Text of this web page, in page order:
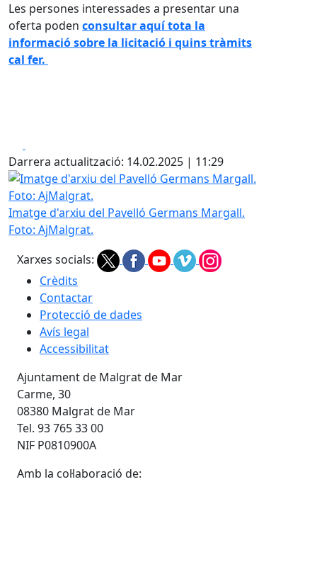
Les persones interessades a presentar una
oferta poden consultar aquí tota la
informació sobre la licitació i quins tràmits
cal fer.
Darrera actualització: 14.02.2025 | 11:29
Imatge d'arxiu del Pavelló Germans Margall. Foto:
Imatge d'arxiu del Pavelló Germans Margall.
Foto: AjMalgrat.
Xarxes socials:
Crèdits
Contactar
Protecció de dades
Avís legal
Accessibilitat
Ajuntament de Malgrat de Mar
Carme, 30
08380 Malgrat de Mar
Tel. 93 765 33 00
NIF P0810900A
Amb la col·laboració de: